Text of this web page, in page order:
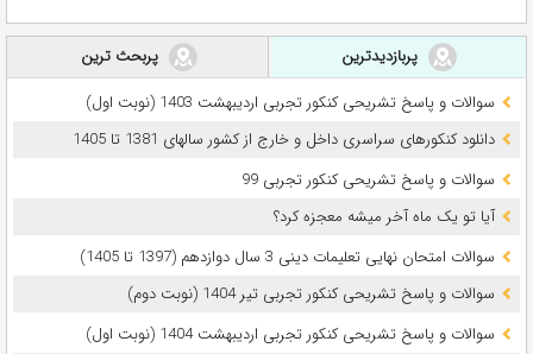
پربازدیدترین
پربحث ترین
سوالات و پاسخ تشریحی کنکور تجربی اردیبهشت 1403 (نوبت اول)
دانلود کنکورهای سراسری داخل و خارج از کشور سالهای 1381 تا 1405
سوالات و پاسخ تشریحی کنکور تجربی 99
آیا تو یک ماه آخر میشه معجزه کرد؟
سوالات امتحان نهایی تعلیمات دینی 3 سال دوازدهم (1397 تا 1405)
سوالات و پاسخ تشریحی کنکور تجربی تیر 1404 (نوبت دوم)
سوالات و پاسخ تشریحی کنکور تجربی اردیبهشت 1404 (نوبت اول)